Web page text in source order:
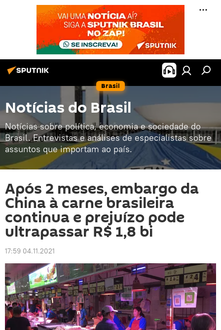
Brasil
Notícias do Brasil
Notícias sobre política, economia e sociedade do
Brasil. Entrevistas e análises de especialistas sobre
assuntos que importam ao país.
Após 2 meses, embargo da
China à carne brasileira
continua e prejuízo pode
ultrapassar R$ 1,8 bi
17:59 04.11.2021